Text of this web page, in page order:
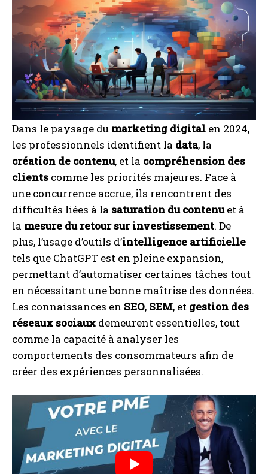
Dans le paysage du marketing digital en 2024,
les professionnels identifient la data, la
création de contenu, et la compréhension des
clients comme les priorités majeures. Face à
une concurrence accrue, ils rencontrent des
difficultés liées à la saturation du contenuet à
la mesure du retour sur investissement. De
plus, l’usage d’outils d’intelligence artificielle
tels que ChatGPT est en pleine expansion,
permettant d’automatiser certaines tâches tout
en nécessitant une bonne maîtrise des données.
Les connaissances en SEO, SEM, et gestion des
réseaux sociaux demeurent essentielles, tout
comme la capacité à analyser les
comportements des consommateurs afin de
créer des expériences personnalisées.